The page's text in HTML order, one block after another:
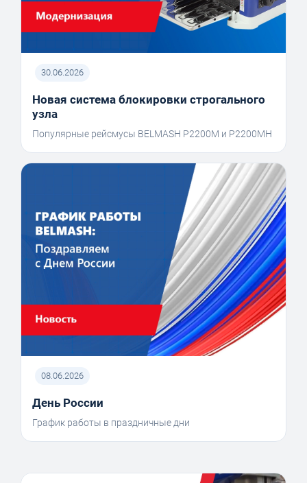
30.06.2026
Новая система блокировки строгального
узла
Популярные рейсмусы BELMASH P2200M и P2200MH
08.06.2026
День России
График работы в праздничные дни